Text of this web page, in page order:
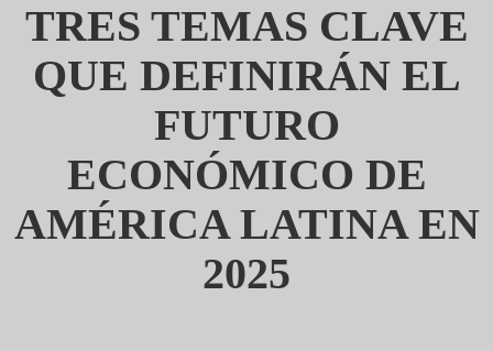
TRES TEMAS CLAVE
QUE DEFINIRÁN EL
FUTURO
ECONÓMICO DE
AMÉRICA LATINA EN
2025